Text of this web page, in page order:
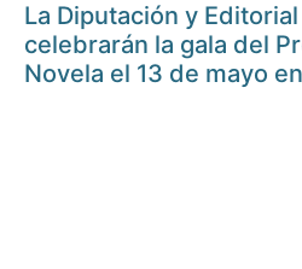
La Diputación y
celebrarán la gala del
Novela el 13 de mayo